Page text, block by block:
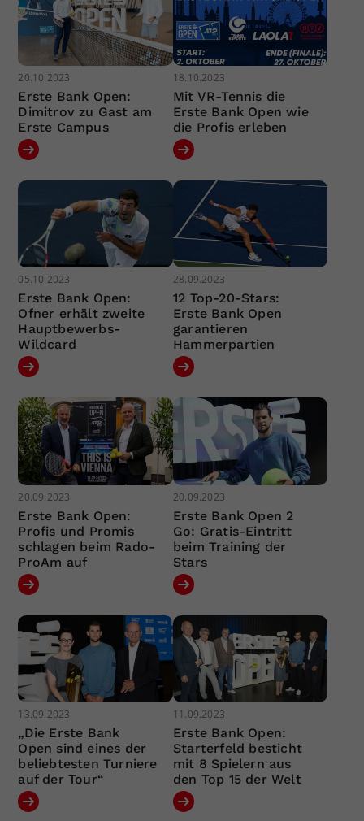
20.10.2023
Erste Bank Open:
Dimitrov zu Gast am
Erste Campus
18.10.2023
Mit VR-Tennis die
Erste Bank Open wie
die Profis erleben
05.10.2023
Erste Bank Open:
Ofner erhält zweite
Hauptbewerbs-
Wildcard
28.09.2023
12 Top-20-Stars:
Erste Bank Open
garantieren
Hammerpartien
20.09.2023
Erste Bank Open:
Profis und Promis
schlagen beim Rado-
ProAm auf
20.09.2023
Erste Bank Open 2
Go: Gratis-Eintritt
beim Training der
Stars
13.09.2023
„Die Erste Bank
Open sind eines der
beliebtesten Turniere
auf der Tour“
11.09.2023
Erste Bank Open:
Starterfeld besticht
mit 8 Spielern aus
den Top 15 der Welt